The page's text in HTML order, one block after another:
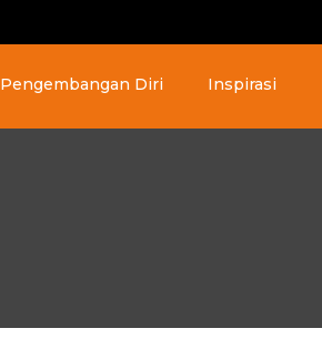
Pengembangan Diri Inspirasi